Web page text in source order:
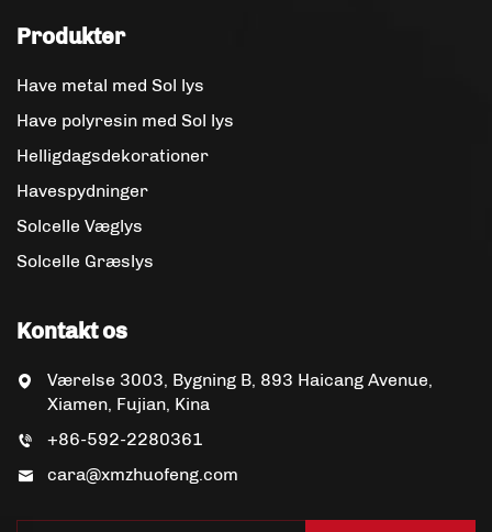
Produkter
Have metal med Sol lys
Have polyresin med Sol lys
Helligdagsdekorationer
Havespydninger
Solcelle Væglys
Solcelle Græslys
Kontakt os
Værelse 3003, Bygning B, 893 Haicang Avenue,
Xiamen, Fujian, Kina
+86-592-2280361
cara@xmzhuofeng.com